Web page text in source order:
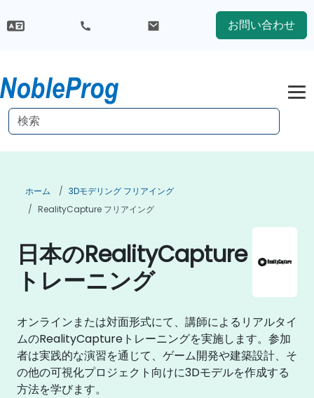
お問い合わせ
ホーム
3Dモデリング フリアイング
RealityCapture フリアイング
日本のRealityCapture
トレーニング
オンラインまたは対面形式にて、講師によるリアルタイ
ムのRealityCaptureトレーニングを実施します。参加
者は実践的な演習を通じて、ゲーム開発や建築設計、そ
の他の可視化プロジェクト向けに3Dモデルを作成する
方法を学びます。